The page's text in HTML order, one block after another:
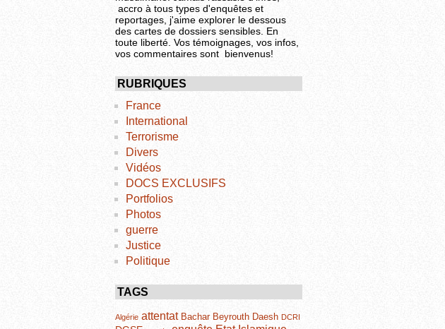
accro à tous types d'enquêtes et
reportages, j'aime explorer le dessous
des cartes de dossiers sensibles. En
toute liberté. Vos témoignages, vos infos,
vos commentaires sont bienvenus!
RUBRIQUES
France
International
Terrorisme
Divers
Vidéos
DOCS EXCLUSIFS
Portfolios
Photos
guerre
Justice
Politique
TAGS
Algérie attentat Bachar Beyrouth Daesh DCRI